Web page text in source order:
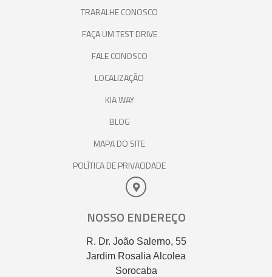
TRABALHE CONOSCO
FAÇA UM TEST DRIVE
FALE CONOSCO
LOCALIZAÇÃO
KIA WAY
BLOG
MAPA DO SITE
POLÍTICA DE PRIVACIDADE
NOSSO ENDEREÇO
R. Dr. João Salerno, 55
Jardim Rosalia Alcolea
Sorocaba